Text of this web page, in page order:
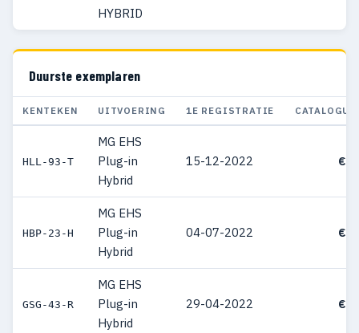
HYBRID
Duurste exemplaren
KENTEKEN UITVOERING 1E REGISTRATIE
HLL-93-T
MG EHS
Plug-in
Hybrid
15-12-2022 €
HBP-23-H
MG EHS
Plug-in
Hybrid
04-07-2022 €
GSG-43-R
MG EHS
Plug-in
Hybrid
29-04-2022 €